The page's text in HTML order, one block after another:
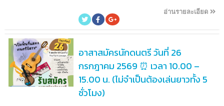
อ่านรายละเอียด
อาสาสมัครนักดนตรี วันที่ 26
กรกฎาคม 2569 ⏰ เวลา 10.00 –
15.00 น. (ไม่จำเป็นต้องเล่นยาวทั้ง 5
ชั่วโมง)